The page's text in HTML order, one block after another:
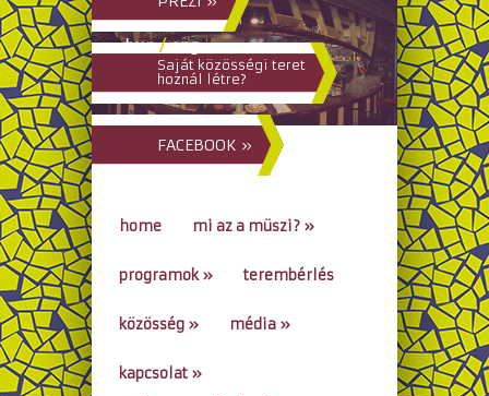
hun/eng
Saját közösségi teret
hoznál létre?
FACEBOOK »
home mi az a müszi? »
programok» terembérlés
közösség » média »
kapcsolat »